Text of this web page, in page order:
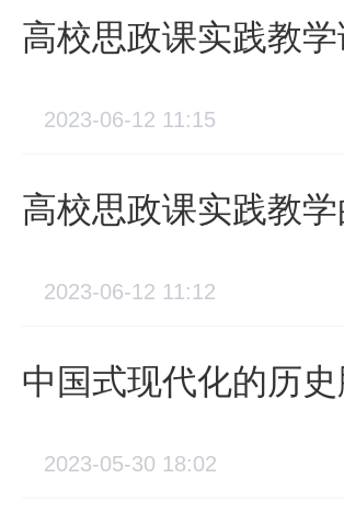
高校思政课实践教
2023-06-12 11:15
高校思政课实践教
2023-06-12 11:12
中国式现代化的历
2023-05-30 18:02